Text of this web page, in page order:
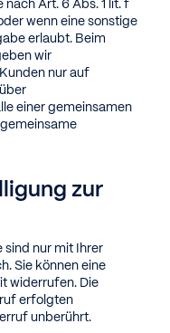
Art. 6 Abs. 1 lit. f
wenn eine sonstige
erlaubt. Beim
wir
nur auf
einer gemeinsamen
zur
sind nur mit Ihrer
Sie können eine
widerrufen. Die
erfolgten
unberührt.